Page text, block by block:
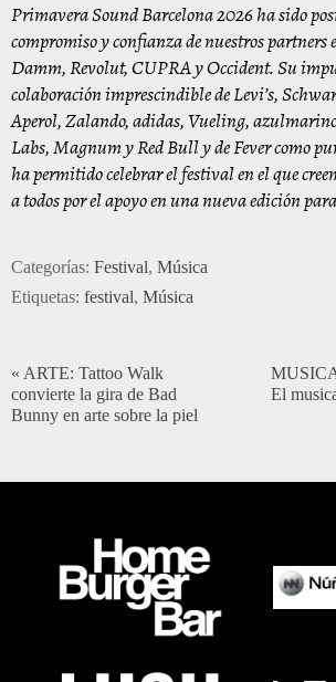
Primavera Sound Barcelona 2026 ha sido
compromiso y confianza de nuestros partners
Damm, Revolut, CUPRA y Occident. Su
colaboración imprescindible de Levi’s,
Aperol, Zalando, adidas, Vueling,
Labs, Magnum y Red Bull y de Fever como
ha permitido celebrar el festival en el que
a todos por el apoyo en una nueva edición
Categorías: Festival, Música
Etiquetas: festival, Música
« ARTE: Tattoo Walk
convierte la gira de Bad
Bunny en arte sobre la piel
El